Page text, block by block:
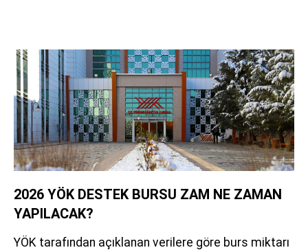
2026 YÖK DESTEK BURSU ZAM NE ZAMAN
YAPILACAK?
YÖK tarafından açıklanan verilere göre burs miktarı